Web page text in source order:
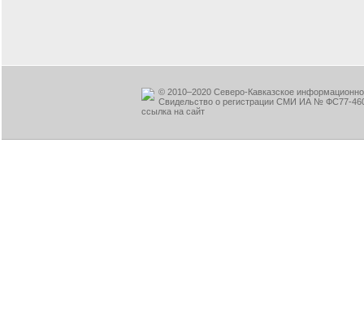
© 2010–2020 Северо-Кавказское
Свидельство о регистрации СМИ ИА № ФС77-
ссылка на сайт